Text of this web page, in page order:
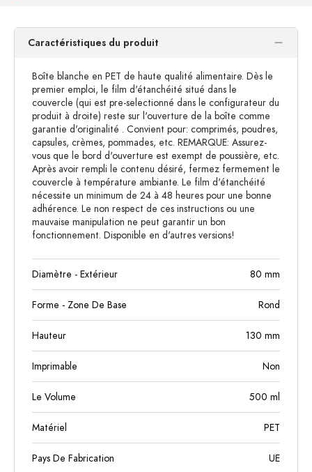
Caractéristiques du produit
Boîte blanche en PET de haute qualité alimentaire. Dès le
premier emploi, le film d'étanchéité situé dans le
couvercle (qui est pre-selectionné dans le configurateur du
produit à droite) reste sur l'ouverture de la boîte comme
garantie d'originalité . Convient pour: comprimés, poudres,
capsules, crèmes, pommades, etc. REMARQUE: Assurez-
vous que le bord d'ouverture est exempt de poussière, etc.
Après avoir rempli le contenu désiré, fermez fermement le
couvercle à température ambiante. Le film d'étanchéité
nécessite un minimum de 24 à 48 heures pour une bonne
adhérence. Le non respect de ces instructions ou une
mauvaise manipulation ne peut garantir un bon
fonctionnement. Disponible en d'autres versions!
Diamètre - Extérieur 80 mm
Forme - Zone De Base Rond
Hauteur 130 mm
Imprimable Non
Le Volume 500 ml
Matériel PET
Pays De Fabrication UE